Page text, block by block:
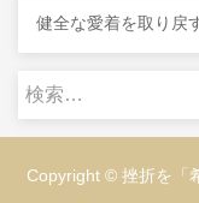
健全な愛着を取り戻
検
Copyright © 挫折を「